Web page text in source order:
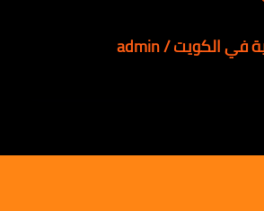
في الكويت/
admin